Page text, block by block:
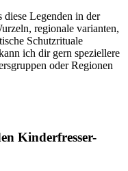
diese Legenden⁢ in der‍
regionale⁢ varianten,
Schutzrituale
⁤ich ⁢dir gern ⁣speziellere‌
oder‌ Regionen
Kinderfresser-